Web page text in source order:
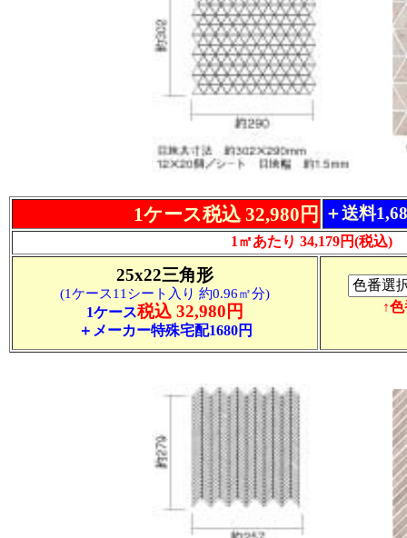
1ケース税込 32,980円 ＋送料
1㎡あたり 34,179円(税込)
25x22三角形
(1ケース11シート入り 約0.96㎡分)
1ケース税込 32,980円
＋メーカー特殊宅配1680円
↑